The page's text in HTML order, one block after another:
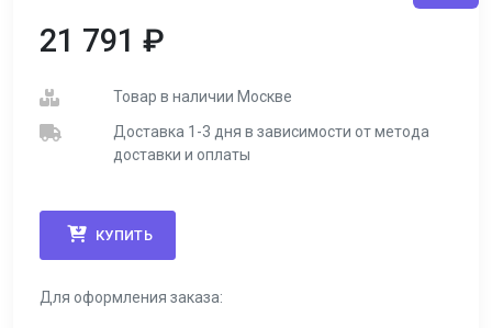
21 791 ₽
Товар в наличии Москве
Доставка 1-3 дня в зависимости от метода
доставки и оплаты
КУПИТЬ
Для оформления заказа: